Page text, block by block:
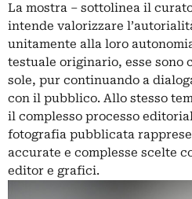
La mostra – sottolinea il
intende valorizzare
unitamente alla loro
testuale originario, esse sono
sole, pur continuando a
con il pubblico. Allo stesso
il complesso processo
fotografia pubblicata
accurate e complesse scelte
editor e grafici.